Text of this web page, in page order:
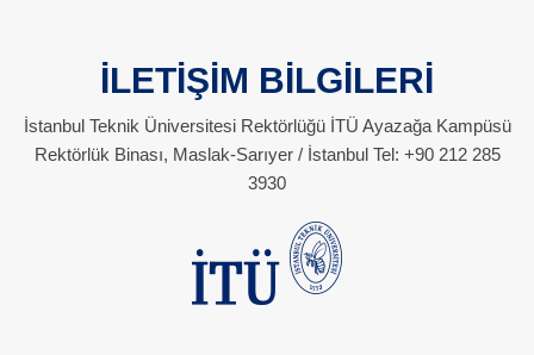
İLETİŞİM BİLGİLERİ
İstanbul Teknik Üniversitesi Rektörlüğü İTÜ Ayazağa Kampüsü
Rektörlük Binası, Maslak-Sarıyer / İstanbul Tel: +90 212 285
3930